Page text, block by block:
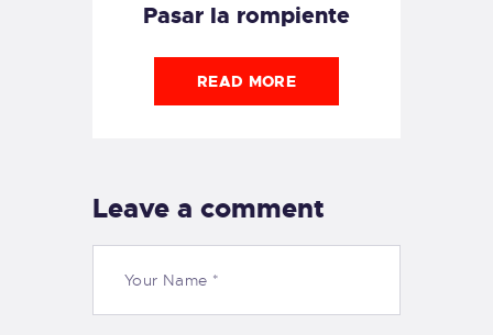
Pasar la rompiente
READ MORE
Leave a comment